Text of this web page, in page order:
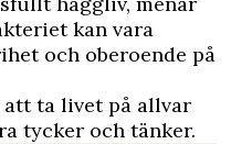
kan vara
och oberoende på
att ta livet på allvar
tycker och tänker.